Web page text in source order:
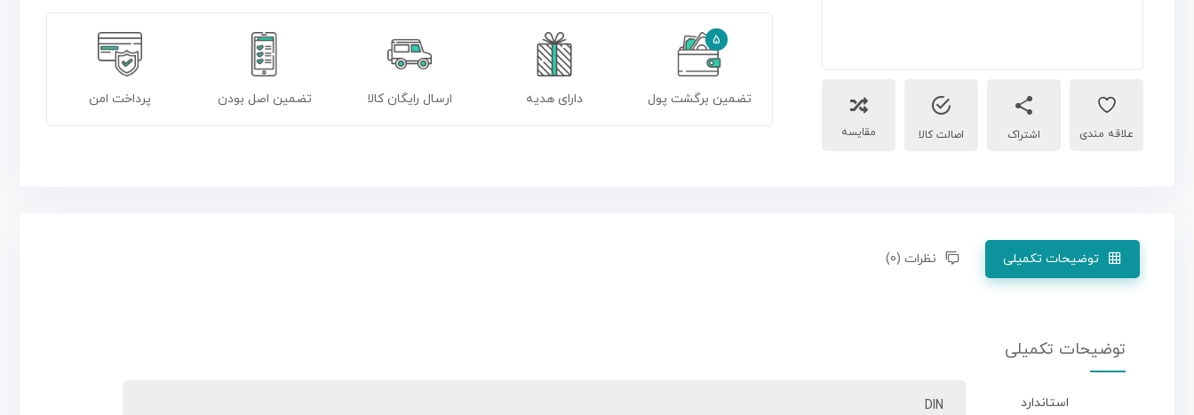
اشتراک اصالت کالا مقایسه
5
تضمین برگشت پول دارای هدیه ارسال رایگان کالا تضمین اصل بودن پرداخت امن
توضیحات تکمیلی نظرات (0)
توضیحات تکمیلی
استاندارد DIN